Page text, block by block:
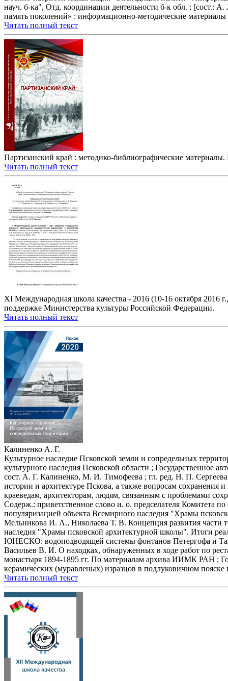
науч. б-ка", Отд. координации деятельности б-к обл. ; [сост.:
память поколений» : информационно-методические
Читать полный текст
Партизанский край : методико-библиографические
Читать полный текст
XI Международная школа качества - 2016 (10-16 октября 2016
поддержке Министерства культуры Российской Федерации.
Читать полный текст
Калиненко А. Г.
Культурное наследие Псковской земли и сопредельных
культурного наследия Псковской области ; Государственное
сост. А. Г. Калиненко, М. И. Тимофеева ; гл. ред. Н. П.
истории и архитектуре Пскова, а также вопросам сохранения
краеведам, архитекторам, людям, связанным с проблемами
Содерж.: приветственное слово и. о. предселателя Комитета
популяризацией объекта Всемирного наследия "Храмы
Мельникова И. А., Николаева Т. В. Концепция развития
наследия "Храмы псковской архитектурной школы". Итоги
ЮНЕСКО: водоподводящей системы фонтанов Петергофа и
Васильев В. И. О находках, обнаруженных в ходе работ по
монастыря 1894-1895 гг. По материалам архива ИИМК РАН ;
керамических (муравленых) изразцов в подлуковичном
Читать полный текст